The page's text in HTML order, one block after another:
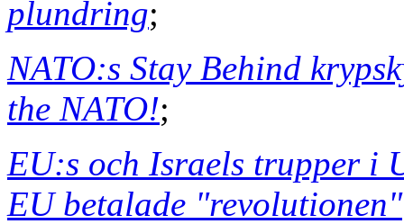
plundring;
NATO:s Stay Behind
the NATO!;
EU:s och Israels trupper i
EU betalade "revolutionen"